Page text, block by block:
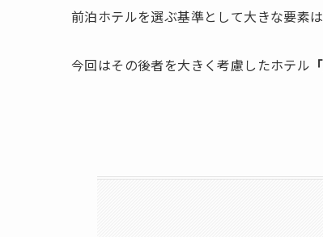
前泊ホテルを選ぶ基準として大きな要素は
今回はその後者を大きく考慮したホテル 「